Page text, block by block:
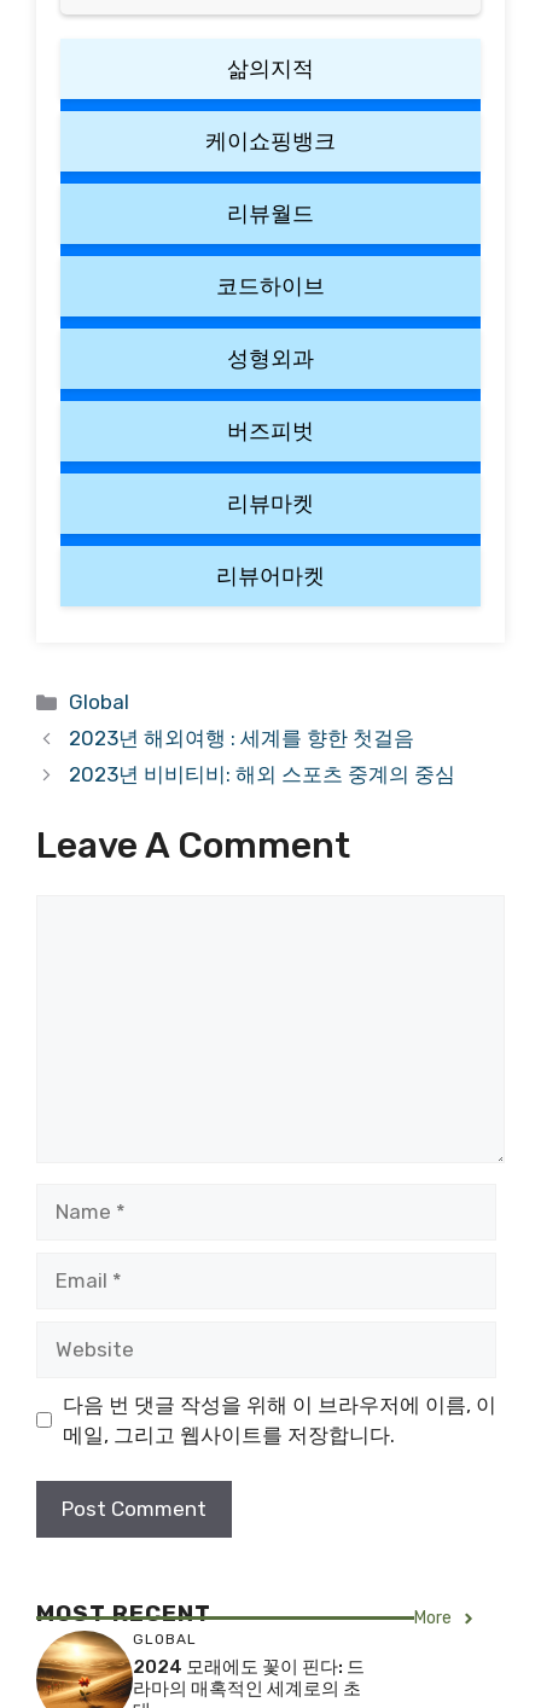
삶의지적
케이쇼핑뱅크
리뷰월드
코드하이브
성형외과
버즈피벗
리뷰마켓
리뷰어마켓
Categories
Global
2023년 해외여행 : 세계를 향한 첫걸음
2023년 비비티비: 해외 스포츠 중계의 중심
Leave A Comment
다음 번 댓글 작성을 위해 이 브라우저에 이름, 이
메일, 그리고 웹사이트를 저장합니다.
MOST RECENT More
GLOBAL
2024 모래에도 꽃이 핀다: 드
라마의 매혹적인 세계로의 초